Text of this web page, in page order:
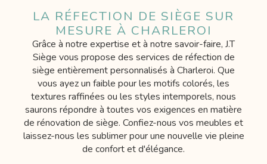
LA RÉFECTION DE SIÈGE SUR
MESURE À CHARLEROI
Grâce à notre expertise et à notre savoir-faire, J.T
Siège vous propose des services de réfection de
siège entièrement personnalisés à Charleroi. Que
vous ayez un faible pour les motifs colorés, les
textures raffinées ou les styles intemporels, nous
saurons répondre à toutes vos exigences en matière
de rénovation de siège. Confiez-nous vos meubles et
laissez-nous les sublimer pour une nouvelle vie pleine
de confort et d'élégance.